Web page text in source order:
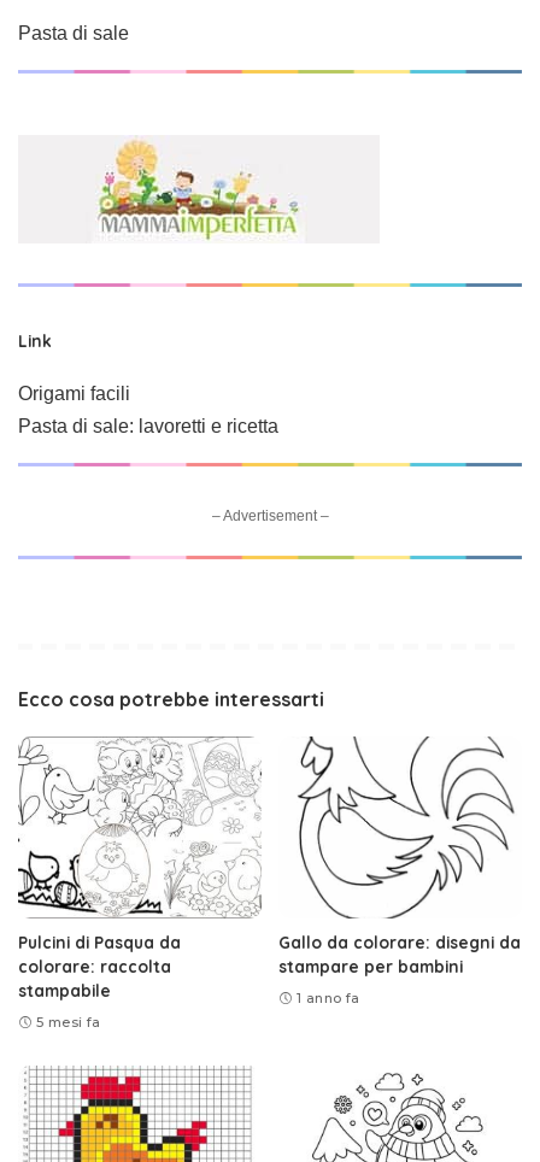
Pasta di sale
Link
Origami facili
Pasta di sale: lavoretti e ricetta
– Advertisement –
Ecco cosa potrebbe interessarti
Pulcini di Pasqua da
colorare: raccolta
stampabile
5 mesi fa
Gallo da colorare: disegni da
stampare per bambini
1 anno fa